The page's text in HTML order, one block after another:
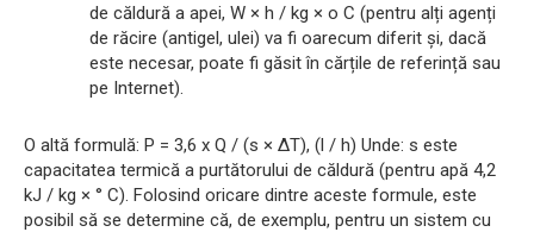
de căldură a apei, W × h / kg × о С (pentru alți agenți
de răcire (antigel, ulei) va fi oarecum diferit și, dacă
este necesar, poate fi găsit în cărțile de referință sau
pe Internet).
O altă formulă: P = 3,6 x Q / (s × ΔT), (l / h) Unde: s este
capacitatea termică a purtătorului de căldură (pentru apă 4,2
kJ / kg × ° С). Folosind oricare dintre aceste formule, este
posibil să se determine că, de exemplu, pentru un sistem cu